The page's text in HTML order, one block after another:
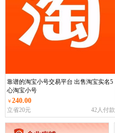
靠谱的淘宝小号交易平台 出售淘宝实名5
心淘宝小号
￥240.00
立省20元 42人付款